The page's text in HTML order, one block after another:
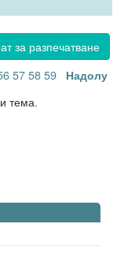
за разпечатване
575859 Надолу
тема.